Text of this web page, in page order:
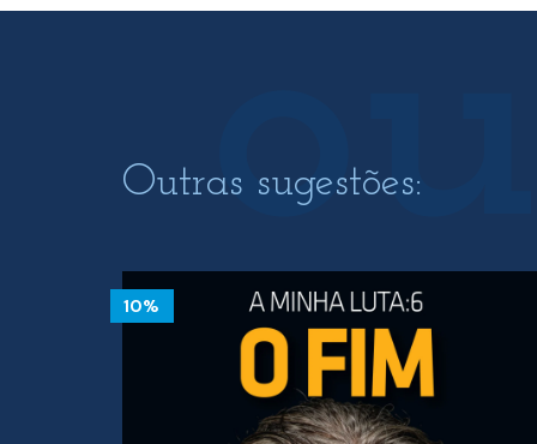
Outras sugestões:
10%